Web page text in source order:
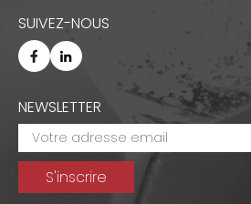
SUIVEZ-NOUS
NEWSLETTER